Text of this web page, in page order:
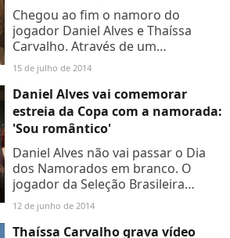
Chegou ao fim o namoro do
jogador Daniel Alves e Thaíssa
Carvalho. Através de um
comunicado oficial, o jogador da
Seleção Brasileira conta que
resolveu colocar um ponto final no
namoro...
15 de julho de 2014
Daniel Alves vai comemorar
estreia da Copa com a namorada:
'Sou romântico'
Daniel Alves não vai passar o Dia
dos Namorados em branco. O
jogador da Seleção Brasileira
afirmou que a estreia da Copa do
Mundo nesta quinta-feira (12), não
vai atrapalhar os seus...
12 de junho de 2014
Thaíssa Carvalho grava vídeo